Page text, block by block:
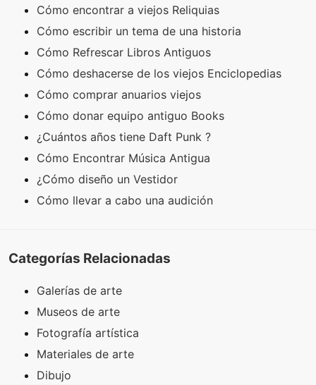
Cómo encontrar a viejos Reliquias
Cómo escribir un tema de una historia
Cómo Refrescar Libros Antiguos
Cómo deshacerse de los viejos Enciclopedias
Cómo comprar anuarios viejos
Cómo donar equipo antiguo Books
¿Cuántos años tiene Daft Punk ?
Cómo Encontrar Música Antigua
¿Cómo diseño un Vestidor
Cómo llevar a cabo una audición
Categorías Relacionadas
Galerías de arte
Museos de arte
Fotografía artística
Materiales de arte
Dibujo